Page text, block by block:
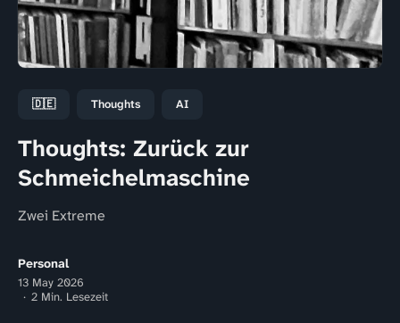
🇩🇪 Thoughts AI
Thoughts: Zurück zur
Schmeichelmaschine
Zwei Extreme
Personal
13 May 2026
2 Min. Lesezeit